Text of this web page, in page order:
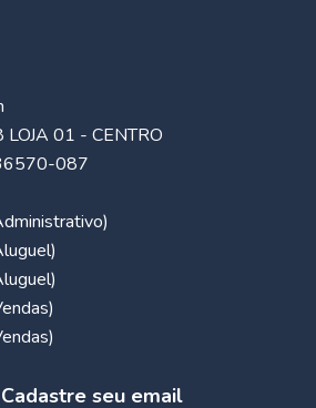
LOJA 01 - CENTRO
087
Cadastre seu email